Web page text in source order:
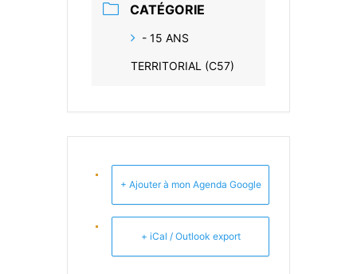
CATÉGORIE
- 15 ANS
TERRITORIAL (C57)
+ Ajouter à mon Agenda Google
+ iCal / Outlook export